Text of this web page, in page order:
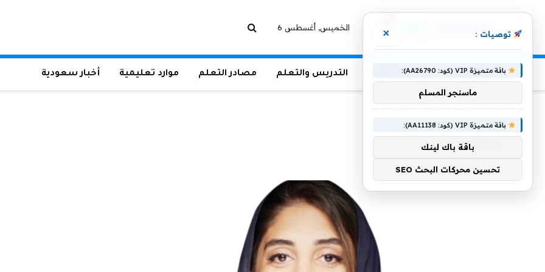
الخميس, أغسطس 6
الرئيسية منوعات التعليم التدريس والتعلم مصادر التعلم موارد تعليمية أخبار سعودية
الرئيسية»رتاج
رتاج
توصيات : ×
باقة متميزة VIP (كود: AA26790):
ماسنجر المسلم
باقة متميزة VIP (كود: AA11138):
باقة باك لينك
تحسين محركات البحث SEO